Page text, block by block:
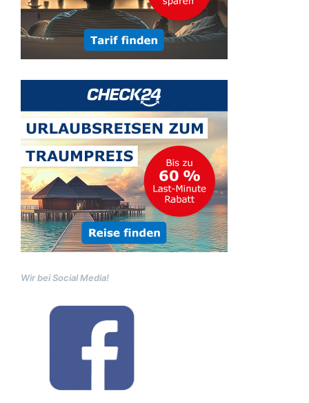
Wir bei Social Media!